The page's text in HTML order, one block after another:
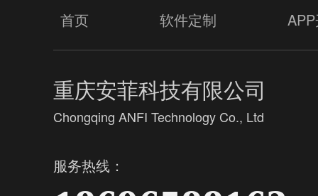
首页 软件定制
重庆安菲科技有限公司
Chongqing ANFI Technology Co., Ltd
服务热线：